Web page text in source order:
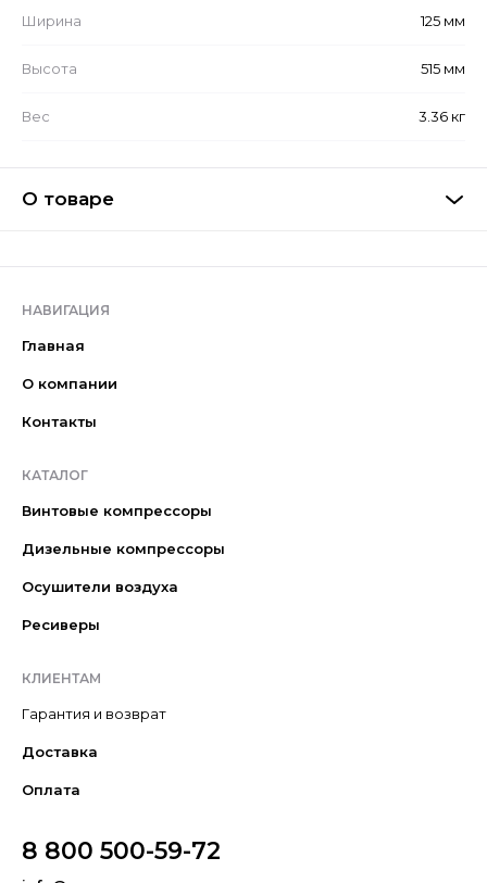
Ширина 125 мм
Высота 515 мм
Вес 3.36 кг
О товаре
НАВИГАЦИЯ
Главная
О компании
Контакты
КАТАЛОГ
Винтовые компрессоры
Дизельные компрессоры
Осушители воздуха
Ресиверы
КЛИЕНТАМ
Гарантия и возврат
Доставка
Оплата
8 800 500-59-72